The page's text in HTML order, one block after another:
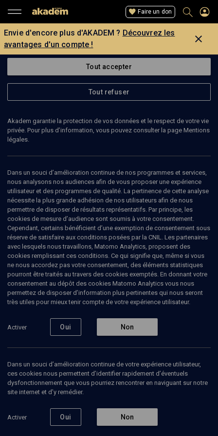
Faire un don
Envie d'encore plus d'AKADEM ? Découvrez les
avantages d'un compte !
Retour
Abonnez-vous à notre newsletter
La rédaction
Tout accepter
Tout refuser
Akadem garantie la protection de vos données et le respect de votre vie
privée. Pour plus d’information, vous pouvez consulter la page Mentions
légales.
Dans un souci d’amélioration continue de nos programmes et services,
nous analysons nos audiences afin de vous proposer une expérience
utilisateur et des programmes de qualité. La pertinence de cette analyse
nécessite la plus grande adhésion de nos utilisateurs afin de nous
permettre de disposer de résultats représentatifs. Par principe, les
cookies de mesure d’audience sont soumis à votre consentement.
Cependant, certains bénéficient d’une exemption de consentement sous
réserve de satisfaire aux conditions posées par la CNIL. Les partenaires
avec lesquels nous travaillons, Matomo Analytics, proposent des
cookies remplissant ces conditions. Ce qui signifie que, même si vous
ne nous accordez pas votre consentement, des éléments statistiques
pourront être traités au travers des cookies exemptés. En donnant votre
consentement au dépôt des cookies Matomo Analytics vous nous
permettez de disposer d’information plus pertinentes qui nous seront
très utiles pour mieux tenir compte de votre expérience utilisateur.
Activer Oui Non
Dans un souci d’amélioration continue de votre expérience utilisateur,
ces cookies nous permettent d’identifier rapidement d’éventuels
dysfonctionnement que vous pourriez rencontrer en naviguant sur notre
site internet et d’y remédier.
Activer Oui Non